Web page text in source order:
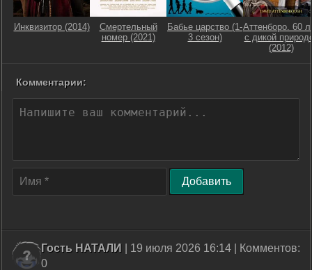
Инквизитор (2014)
Смертельный
номер (2021)
Бабье царство (1-
3 сезон)
Аттенборо. 60
с дикой
(2012)
Комментарии:
Добавить
Гость НАТАЛИ | 19 июля 2026 16:14 | Комментов:
0